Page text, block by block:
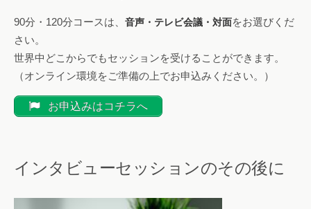
90分・120分コースは、 音声・テレビ会議・対面をお選びくだ
さい。
世界中どこからでもセッションを受けることができます。
（オンライン環境をご準備の上でお申込みください。）
お申込みはコチラへ
インタビューセッションのその後に